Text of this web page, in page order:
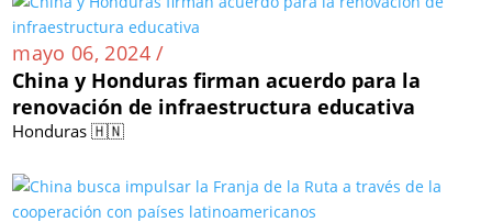
mayo 06, 2024 /
China y Honduras firman acuerdo para la
renovación de infraestructura educativa
Honduras 🇭🇳